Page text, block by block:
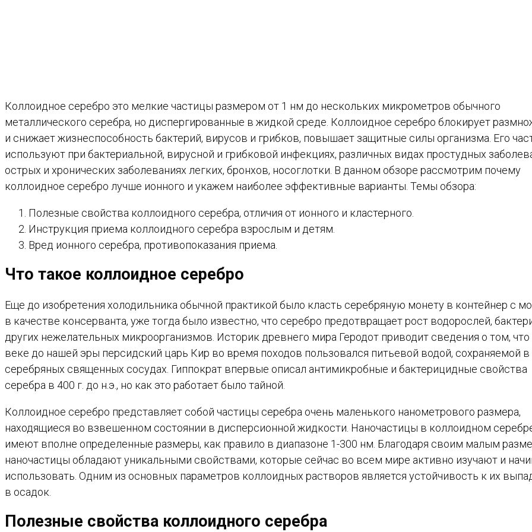
Коллоидное серебро это мелкие частицы размером от 1 нм до нескольких микрометров обычного
металлического серебра, но диспергированные в жидкой среде. Коллоидное серебро блокирует
и снижает жизнеспособность бактерий, вирусов и грибков, повышает защитные силы организма. Его
используют при бактериальной, вирусной и грибковой инфекциях, различных видах простудных
острых и хронических заболеваниях легких, бронхов, носоглотки. В данном обзоре рассмотрим почему
коллоидное серебро лучше ионного и укажем наиболее эффективные варианты. Темы обзора:
Полезные свойства коллоидного серебра, отличия от ионного и кластерного.
Инструкция приема коллоидного серебра взрослым и детям.
Вред ионного серебра, противопоказания приема.
Что такое коллоидное серебро
Еще до изобретения холодильника обычной практикой было класть серебряную монету в контейнер с
в качестве консерванта, уже тогда было известно, что серебро предотвращает рост водорослей,
других нежелательных микроорганизмов. Историк древнего мира Геродот приводит сведения о том, что
веке до нашей эры персидский царь Кир во время походов пользовался питьевой водой, сохраняемой в
серебряных священных сосудах. Гиппократ впервые описал антимикробные и бактерицидные свойства
серебра в 400 г. до н.э., но как это работает было тайной.
Коллоидное серебро представляет собой частицы серебра очень маленького нанометрового размера,
находящиеся во взвешенном состоянии в дисперсионной жидкости. Наночастицы в коллоидном
имеют вполне определенные размеры, как правило в диапазоне 1-300 нм. Благодаря своим малым
наночастицы обладают уникальными свойствами, которые сейчас во всем мире активно изучают и
использовать. Одним из основных параметров коллоидных растворов является устойчивость к их
в осадок.
Полезные свойства коллоидного серебра